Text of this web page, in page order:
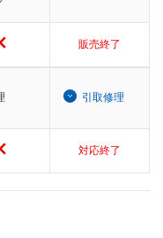
販売終了
引取修理
対応終了